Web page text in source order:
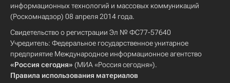
информационных технологий и массовых коммуникаций
(Роскомнадзор) 08 апреля 2014 года.
Свидетельство о регистрации Эл № ФС77-57640
Учредитель: Федеральное государственное унитарное
предприятие Международное информационное агентство
«Россия сегодня» (МИА «Россия сегодня»).
Правила использования материалов